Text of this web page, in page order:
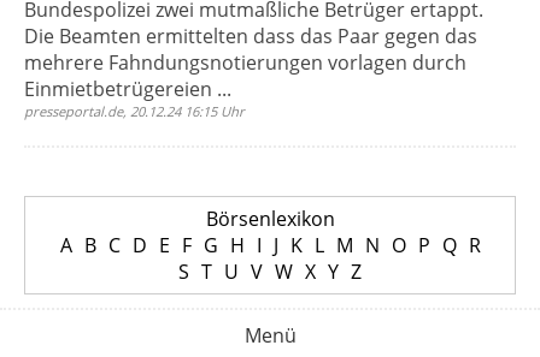
Bundespolizei zwei mutmaßliche Betrüger ertappt.
Die Beamten ermittelten dass das Paar gegen das
mehrere Fahndungsnotierungen vorlagen durch
Einmietbetrügereien ...
presseportal.de, 20.12.24 16:15 Uhr
Börsenlexikon
A B C D E F G H I J K L M N O P Q R
S T U V W X Y Z
Menü